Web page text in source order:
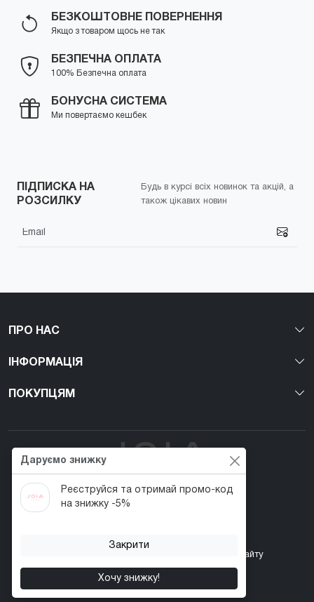
БЕЗКОШТОВНЕ ПОВЕРНЕННЯ
Якщо з товаром щось не так
БЕЗПЕЧНА ОПЛАТА
100% Безпечна оплата
БОНУСНА СИСТЕМА
Ми повертаємо кешбек
ПІДПИСКА НА
РОЗСИЛКУ
Будь в курсі всіх новинок та акцій, а
також цікавих новин
ПРО НАС
ІНФОРМАЦІЯ
ПОКУПЦЯМ
Перший веган nail-бренд в Україні!
Карта сайту
Даруємо знижку
Реєструйся та отримай промо-код
на знижку -5%
Закрити
Хочу знижку!